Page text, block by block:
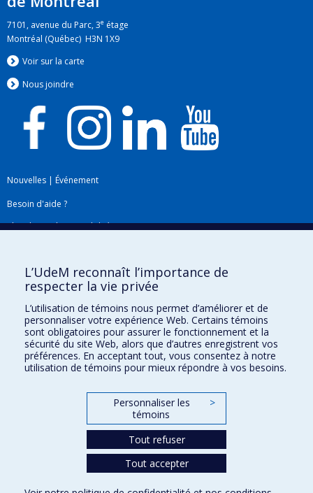
7101, avenue du Parc, 3e étage
Montréal (Québec) H3N 1X9
Voir sur la carte
Nous joindre
Nouvelles | Événement
Besoin d'aide ?
Plan du site|Accessibilité
Téléchargez les logos de l'ESPUM
L’UdeM reconnaît l’importance de
respecter la vie privée
L’utilisation de témoins nous permet d’améliorer et de
personnaliser votre expérience Web. Certains témoins
sont obligatoires pour assurer le fonctionnement et la
sécurité du site Web, alors que d’autres enregistrent vos
préférences. En acceptant tout, vous consentez à notre
utilisation de témoins pour mieux répondre à vos besoins.
Personnaliser les
témoins
>
Tout refuser
Tout accepter